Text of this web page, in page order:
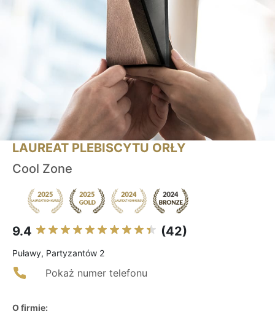
LAUREAT PLEBISCYTU ORŁY
Cool Zone
9.4 (42)
Puławy, Partyzantów 2
Pokaż numer telefonu
O firmie: